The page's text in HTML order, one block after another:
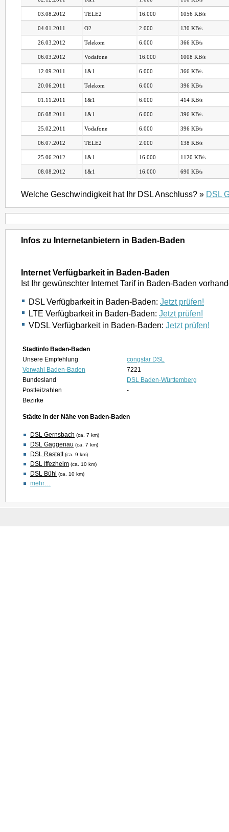
03.08.2012 TELE2 16.000 1056 KB/s
04.01.2011 O2 2.000 130 KB/s
26.03.2012 Telekom 6.000 366 KB/s
06.03.2012 Vodafone 16.000 1008 KB/s
12.09.2011 1&1 6.000 366 KB/s
20.06.2011 Telekom 6.000 396 KB/s
01.11.2011 1&1 6.000 414 KB/s
06.08.2011 1&1 6.000 396 KB/s
25.02.2011 Vodafone 6.000 396 KB/s
06.07.2012 TELE2 2.000 138 KB/s
25.06.2012 1&1 16.000 1120 KB/s
08.08.2012 1&1 16.000 690 KB/s
Welche Geschwindigkeit hat Ihr DSL Anschluss? » DSL
Infos zu Internetanbietern in Baden-Baden
Internet Verfügbarkeit in Baden-Baden
Ist Ihr gewünschter Internet Tarif in Baden-Baden
DSL Verfügbarkeit in Baden-Baden: Jetzt prüfen!
LTE Verfügbarkeit in Baden-Baden: Jetzt prüfen!
VDSL Verfügbarkeit in Baden-Baden: Jetzt prüfen!
Stadtinfo Baden-Baden
Unsere Empfehlung
congstar DSL
Vorwahl Baden-Baden
7221
Bundesland
DSL Baden-Württemberg
Postleitzahlen
-
Bezirke
Städte in der Nähe von Baden-Baden
DSL Gernsbach (ca. 7 km)
DSL Gaggenau (ca. 7 km)
DSL Rastatt (ca. 9 km)
DSL Iffezheim (ca. 10 km)
DSL Bühl (ca. 10 km)
mehr…